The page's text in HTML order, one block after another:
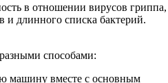
в отношении вирусов гриппа,
и длинного списка бактерий.
способами:
машину вместе с основным